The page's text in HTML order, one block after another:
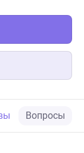
Вопросы